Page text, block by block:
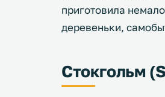
приготовила
деревеньки,
Стокгольм